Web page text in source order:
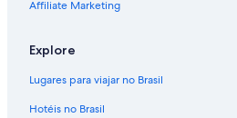
Affiliate Marketing
Explore
Lugares para viajar no Brasil
Hotéis no Brasil